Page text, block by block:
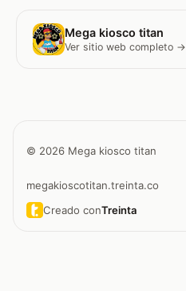
Mega kiosco titan
Ver sitio web completo →
© 2026 Mega kiosco titan
megakioscotitan.treinta.co
Creado conTreinta